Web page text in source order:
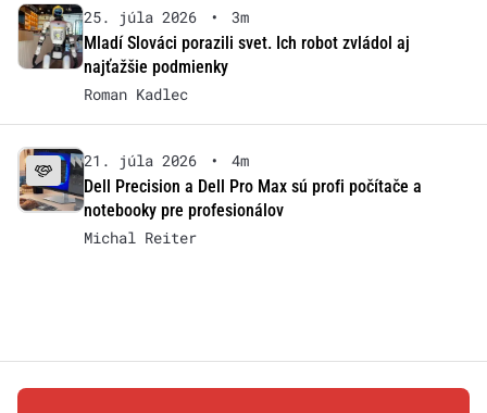
25. júla 2026 •
3m
Mladí Slováci porazili svet. Ich robot zvládol aj
najťažšie podmienky
Roman Kadlec
21. júla 2026 •
4m
Dell Precision a Dell Pro Max sú profi počítače a
notebooky pre profesionálov
Michal Reiter